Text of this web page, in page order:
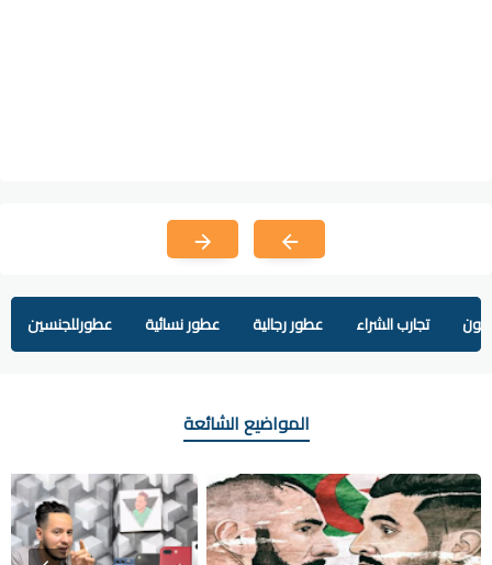
تجارب الشراء عطور رجالية عطور نسائية عطورللجنسين
المواضيع الشائعة